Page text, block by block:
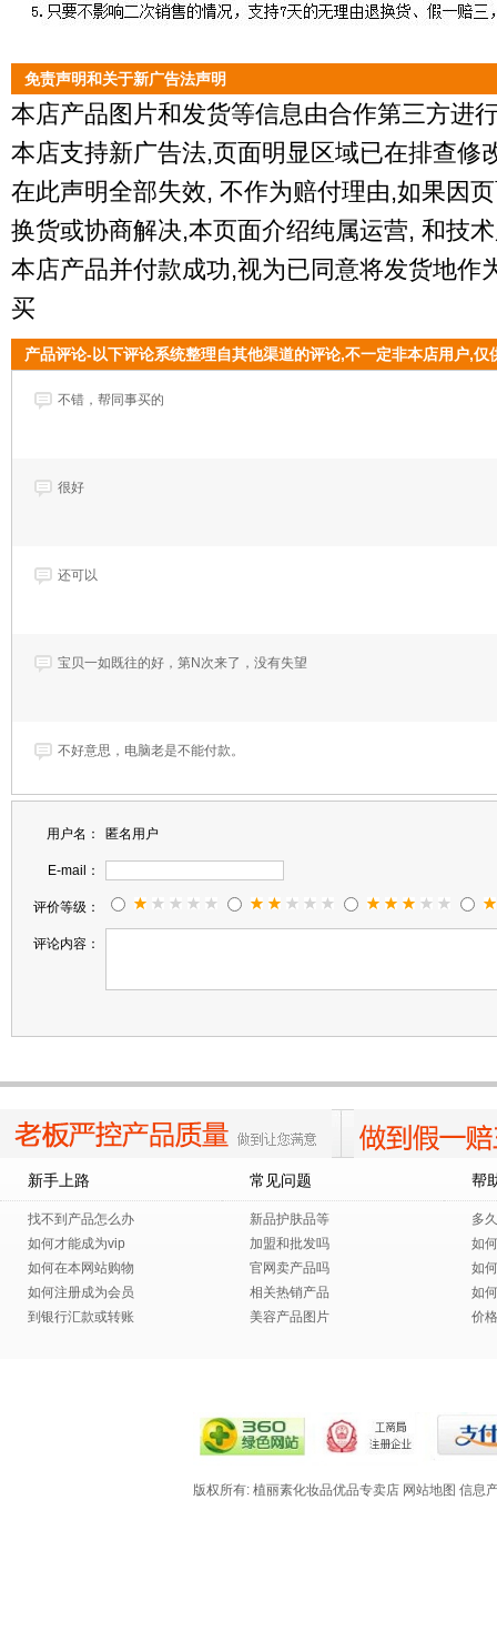
免责声明和关于新广告法声明
本店产品图片和发货等信息由合作第三方进
本店支持新广告法,页面明显区域已在排查修
在此声明全部失效, 不作为赔付理由,如果因
换货或协商解决,本页面介绍纯属运营, 和技
本店产品并付款成功,视为已同意将发货地作
买
产品评论-以下评论系统整理自其他渠道的评论,不一定非本店用户,
不错，帮同事买的
很好
还可以
宝贝一如既往的好，第N次来了，没有失望
不好意思，电脑老是不能付款。
不错
老顾客 一直用着很好
用户名： 匿名用户
E-mail：
评价等级：
评论内容：
新手上路
找不到产品怎么办
如何才能成为vip
如何在本网站购物
如何注册成为会员
到银行汇款或转账
常见问题
新品护肤品等
加盟和批发吗
官网卖产品吗
相关热销产品
美容产品图片
帮
多
如
如
如
价
版权所有: 植丽素化妆品优品专卖店 网站地图 信息